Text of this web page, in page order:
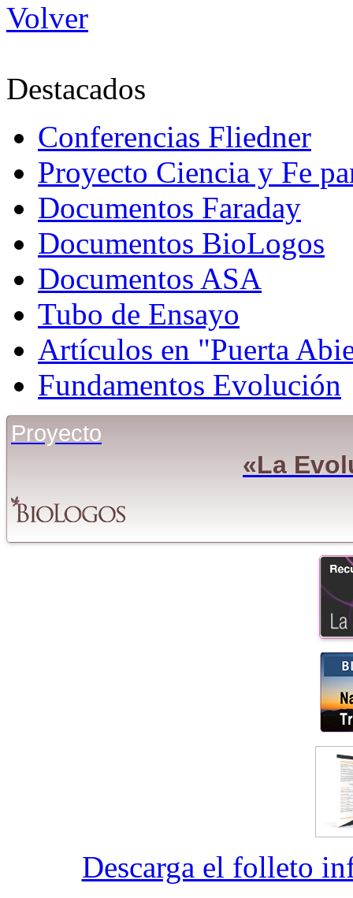
Volver
Destacados
Conferencias Fliedner
Proyecto Ciencia y Fe
Documentos Faraday
Documentos BioLogos
Documentos ASA
Tubo de Ensayo
Artículos en "Puerta
Fundamentos Evolución
Proyecto
«La
Descarga el folleto